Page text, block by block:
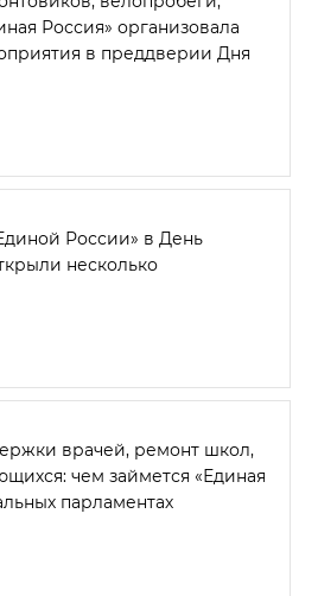
Россия» организовала
в преддверии Дня
России» в День
несколько
врачей, ремонт школ,
чем займется «Единая
парламентах